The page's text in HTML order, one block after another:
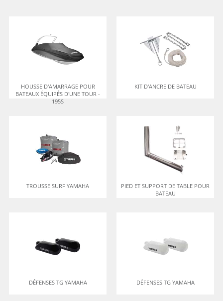
HOUSSE D'AMARRAGE POUR
BATEAUX ÉQUIPÉS D'UNE TOUR -
195S
KIT D'ANCRE DE BATEAU
TROUSSE SURF YAMAHA
PIED ET SUPPORT DE TABLE POUR
BATEAU
DÉFENSES TG YAMAHA DÉFENSES TG YAMAHA